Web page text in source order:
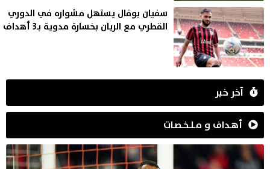
سفيان بوفال يستهل مشواره في الدوري
القطري مع الريان بخسارة مدوية بـ3 أهداف
آخر خبر
أهـداف و مـلـخـصـات